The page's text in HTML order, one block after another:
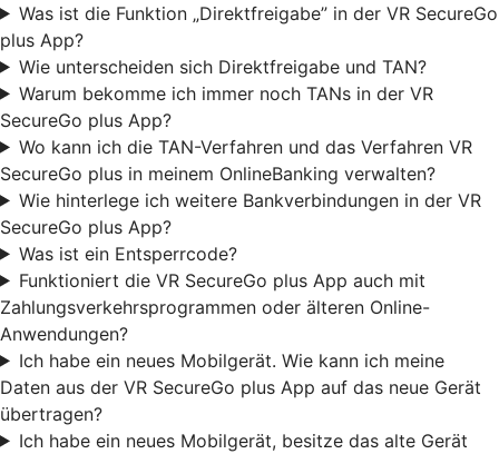
Was ist die Funktion „Direktfreigabe” in der VR SecureGo
plus App?
Wie unterscheiden sich Direktfreigabe und TAN?
Warum bekomme ich immer noch TANs in der VR
SecureGo plus App?
Wo kann ich die TAN-Verfahren und das Verfahren VR
SecureGo plus in meinem OnlineBanking verwalten?
Wie hinterlege ich weitere Bankverbindungen in der VR
SecureGo plus App?
Was ist ein Entsperrcode?
Funktioniert die VR SecureGo plus App auch mit
Zahlungsverkehrsprogrammen oder älteren Online-
Anwendungen?
Ich habe ein neues Mobilgerät. Wie kann ich meine
Daten aus der VR SecureGo plus App auf das neue Gerät
übertragen?
Ich habe ein neues Mobilgerät, besitze das alte Gerät